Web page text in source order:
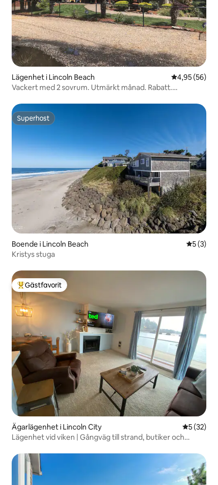
Lägenhet i Lincoln Beach 4,95 av 5 i
4,95 (56)
Vackert med 2 sovrum. Utmärkt månad. Rabatt.
Superhost
Superhost
Boende i Lincoln Beach 5 av 5 i
5 (3)
Kristys stuga
Populär gästfavorit
Gästfavorit
Ägarlägenhet i Lincoln City 5 av 5 i
5 (32)
Lägenhet vid viken | Gångväg till strand, butiker och